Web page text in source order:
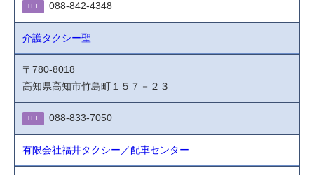
TEL 088-842-4348
介護タクシー聖
〒780-8018
高知県高知市竹島町１５７－２３
TEL 088-833-7050
有限会社福井タクシー／配車センター